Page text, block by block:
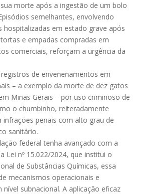
morte após a ingestão de um bolo
semelhantes, envolvendo
hospitalizadas em estado grave após
e empadas compradas em
comerciais, reforçam a urgência da
de envenenamentos em
– a exemplo da morte de dez gatos
Minas Gerais – por uso criminoso de
o chumbinho, reiteradamente
infrações penais com alto grau de
sanitário.
federal tenha avançado com a
Lei nº 15.022/2024, que institui o
de Substâncias Químicas, essa
mecanismos operacionais e
subnacional. A aplicação eficaz